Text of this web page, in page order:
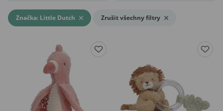
Značka: Little Dutch Zrušit všechny filtry